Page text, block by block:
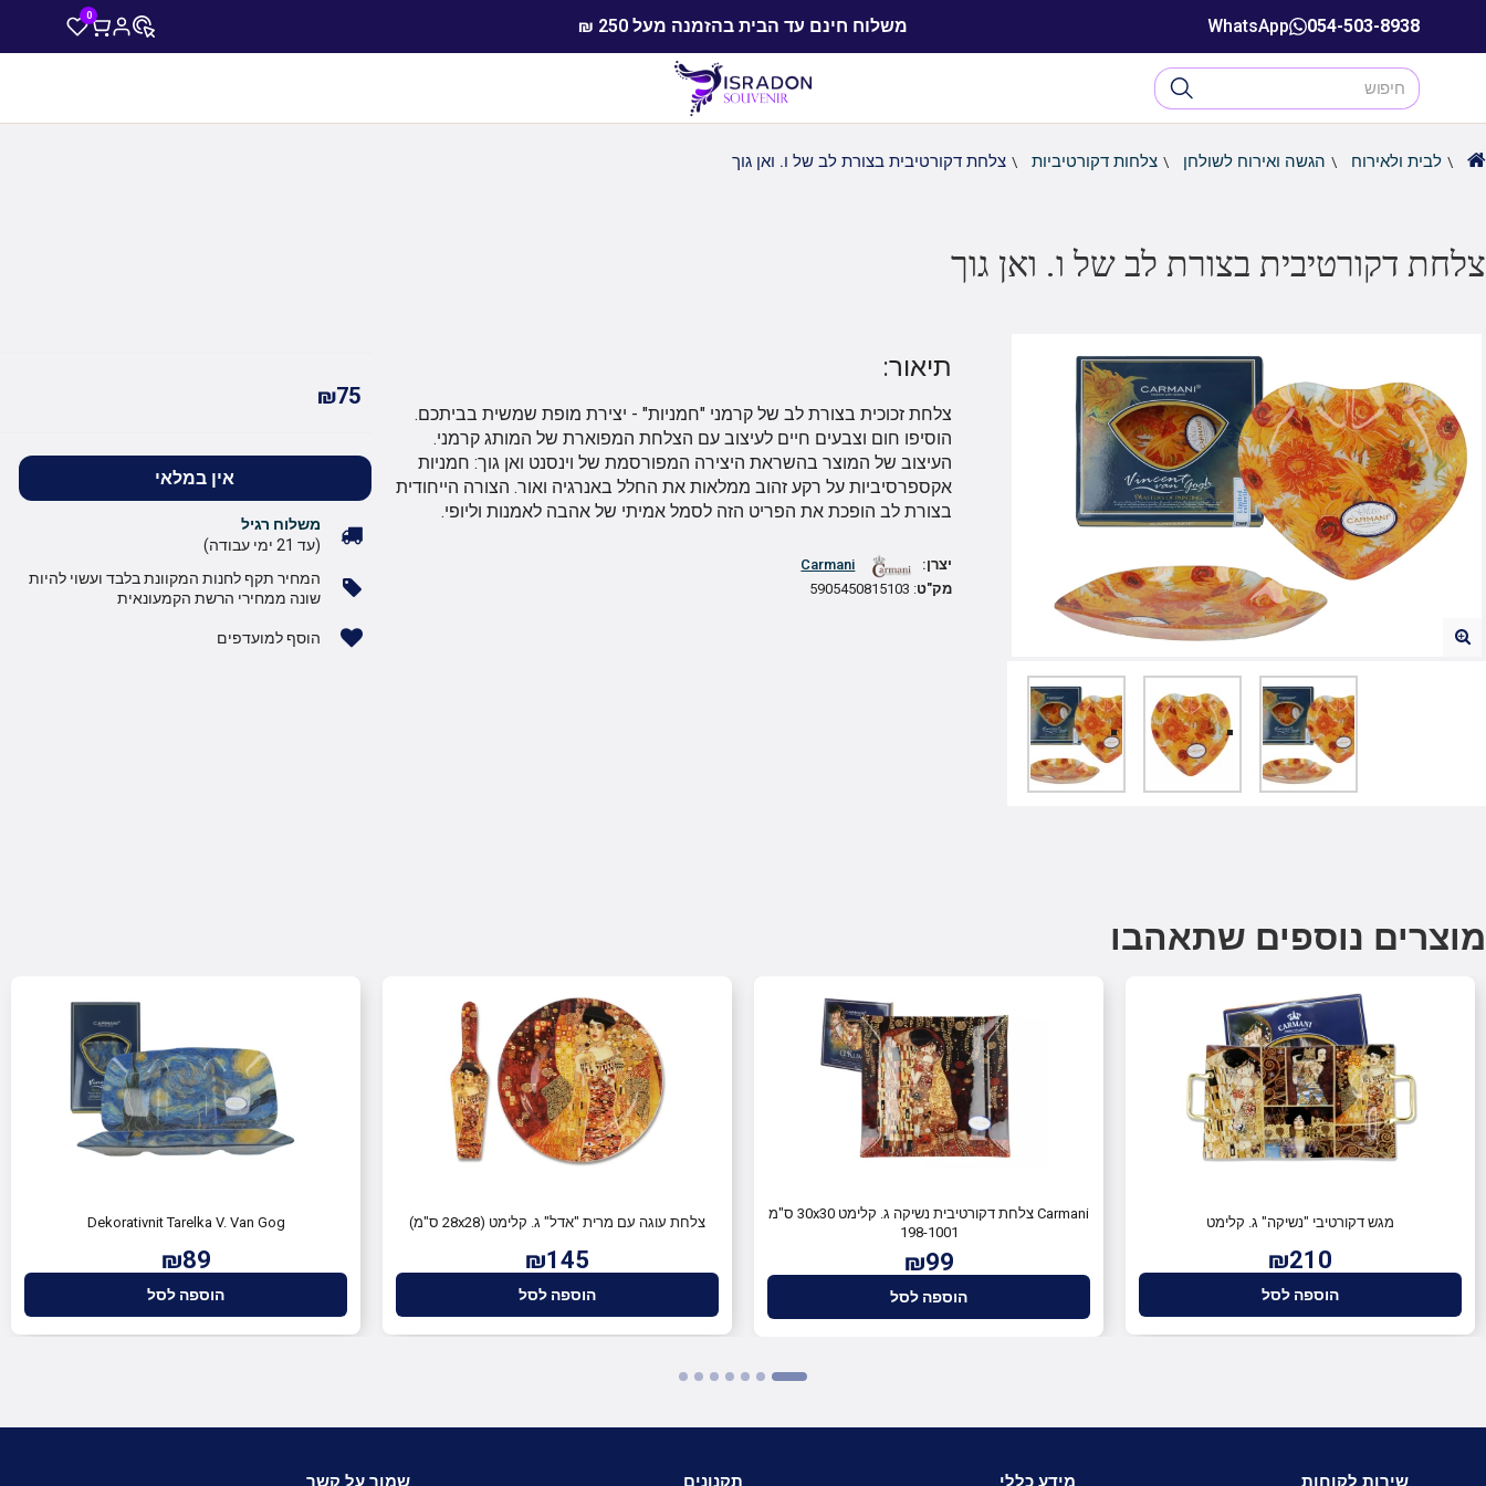
054-503-8938
WhatsApp משלוח חינם עד הבית בהזמנה מעל 250 ₪
0
לבית ולאירוח הגשה ואירוח לשולחן צלחות דקורטיביות צלחת דקורטיבית בצורת לב של ו. ואן גוך
צלחת דקורטיבית בצורת לב של ו. ואן גוך
תיאור:
צלחת זכוכית בצורת לב של קרמני "חמניות" - יצירת מופת שמשית בביתכם.
הוסיפו חום וצבעים חיים לעיצוב עם הצלחת המפוארת של המותג קרמני.
העיצוב של המוצר בהשראת היצירה המפורסמת של וינסנט ואן גוך: חמניות
אקספרסיביות על רקע זהוב ממלאות את החלל באנרגיה ואור. הצורה הייחודית
בצורת לב הופכת את הפריט הזה לסמל אמיתי של אהבה לאמנות וליופי.
יצרן:
Carmani
מק"ט: 5905450815103
₪75
אין במלאי
משלוח רגיל
(עד 21 ימי עבודה)
המחיר תקף לחנות המקוונת בלבד ועשוי להיות
שונה ממחירי הרשת הקמעונאית
הוסף למועדפים
מוצרים נוספים שתאהבו
Dekorativnit Tarelka V. Van Gog
₪89
הוספה לסל
צלחת עוגה עם מרית "אדל" ג. קלימט (28x28 ס"מ)
₪145
הוספה לסל
Carmani צלחת דקורטיבית נשיקה ג. קלימט 30x30 ס"מ
198-1001
₪99
הוספה לסל
מגש דקורטיבי "נשיקה" ג. קלימט
₪210
הוספה לסל
שירות לקוחות מידע כללי תקנונים שמור על קשר